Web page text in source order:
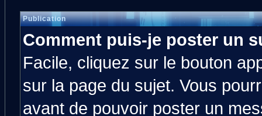
Publication
Comment puis-je poster un
Facile, cliquez sur le bouton
sur la page du sujet. Vous
avant de pouvoir poster un